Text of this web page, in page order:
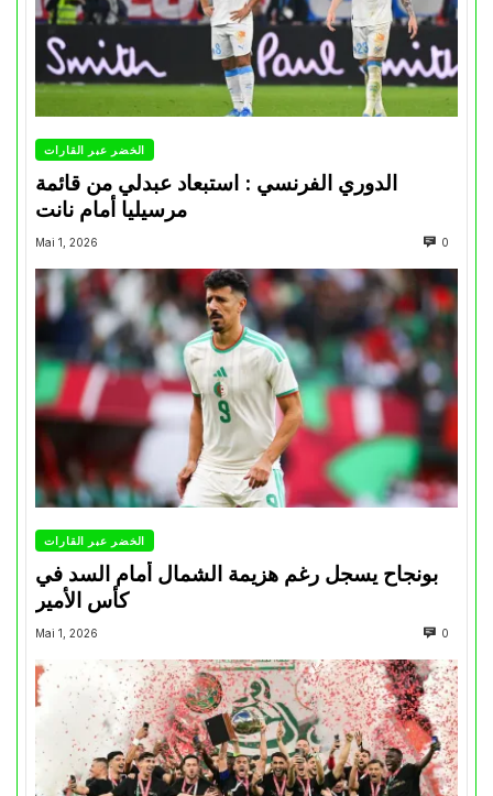
الخضر عبر القارات
الدوري الفرنسي : استبعاد عبدلي من قائمة
مرسيليا أمام نانت
Mai 1, 2026 0
الخضر عبر القارات
بونجاح يسجل رغم هزيمة الشمال أمام السد في
كأس الأمير
Mai 1, 2026 0